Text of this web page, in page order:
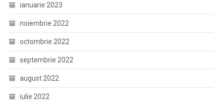
ianuarie 2023
noiembrie 2022
octombrie 2022
septembrie 2022
august 2022
iulie 2022